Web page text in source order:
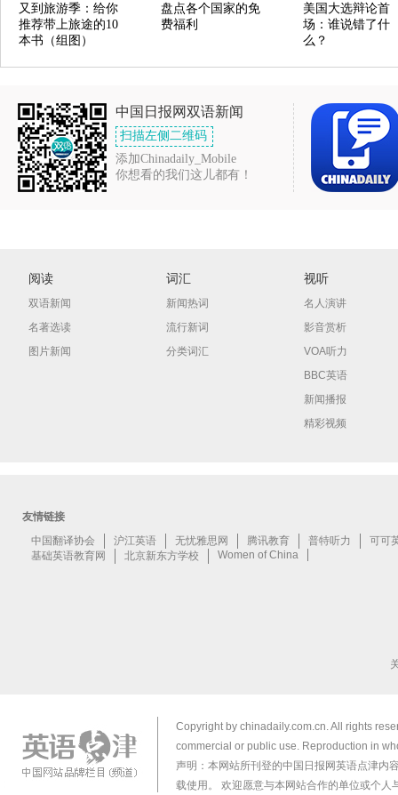
又到旅游季：给你
推荐带上旅途的10
本书（组图）
盘点各个国家的免
费福利
美国大选辩论首
场：谁说错了什
么？
中国日报网双语新闻
扫描左侧二维码
添加Chinadaily_Mobile
你想看的我们这儿都有！
阅读
双语新闻
名著选读
图片新闻
词汇
新闻热词
流行新词
分类词汇
视听
名人演讲
影音赏析
VOA听力
BBC英语
新闻播报
精彩视频
Copyright by chinadaily.com.cn. All rights
commercial or public use. Reproduction in
声明：本网站所刊登的中国日报网英语点津内
载使用。 欢迎愿意与本网站合作的单位或个人